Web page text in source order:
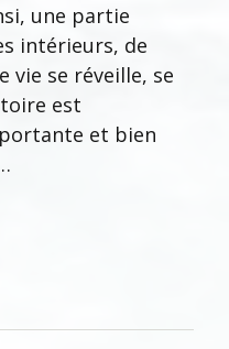
une partie
intérieurs, de
vie se réveille, se
est
et bien